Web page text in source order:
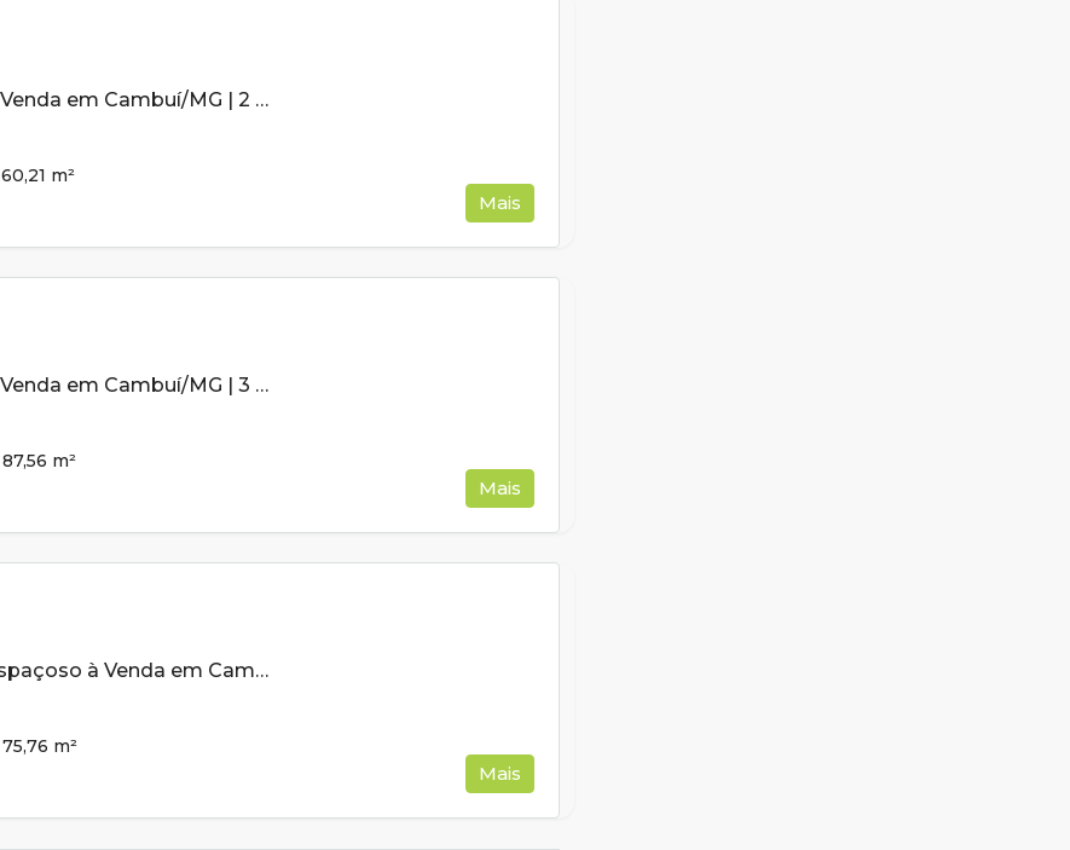
Apartamento à Venda em Cambuí/MG | 2 Quartos | 60,21m²
60,21 m²
Mais
Apartamento à Venda em Cambuí/MG | 3 Quartos | 87,56m² | 2 Vagas
87,56 m²
Mais
Apartamento Espaçoso à Venda em Cambuí/MG – 75,76m²
75,76 m²
Mais